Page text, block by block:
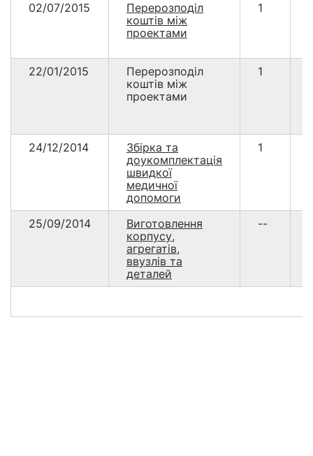
02/07/2015
Перерозподіл
коштів між
проектами
1
22/01/2015
Перерозподіл
коштів між
проектами
1
24/12/2014
Збірка та
доукомплектація
швидкої
медичної
допомоги
1
25/09/2014
Виготовлення
корпусу,
агрегатів,
ввузлів та
деталей
--